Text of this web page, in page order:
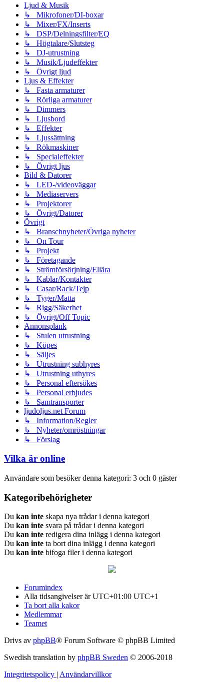
Ljud & Musik
↳ Mikrofoner/DI-boxar
↳ Mixer/FX/Inserts
↳ DSP/Delningsfilter/EQ
↳ Högtalare/Slutsteg
↳ DJ-utrustning
↳ Musik/Ljudeffekter
↳ Övrigt ljud
Ljus & Effekter
↳ Fasta armaturer
↳ Rörliga armaturer
↳ Dimmers
↳ Ljusbord
↳ Effekter
↳ Ljussättning
↳ Rökmaskiner
↳ Specialeffekter
↳ Övrigt ljus
Bild & Datorer
↳ LED-/videoväggar
↳ Mediaservers
↳ Projektorer
↳ Övrigt/Datorer
Övrigt
↳ Branschnyheter/Övriga nyheter
↳ On Tour
↳ Projekt
↳ Företagande
↳ Strömförsörjning/Ellära
↳ Kablar/Kontakter
↳ Casar/Rack/Tejp
↳ Tyger/Matta
↳ Rigg/Säkerhet
↳ Övrigt/Off Topic
Annonsplank
↳ Stulen utrustning
↳ Köpes
↳ Säljes
↳ Utrustning subhyres
↳ Utrustning uthyres
↳ Personal eftersökes
↳ Personal erbjudes
↳ Samtransporter
ljudoljus.net Forum
↳ Information/Regler
↳ Nyheter/omröstningar
↳ Förslag
Vilka är online
Användare som besöker denna kategori: 3 och 0 gäster
Kategoribehörigheter
Du kan inte skapa nya trådar i denna kategori
Du kan inte svara på trådar i denna kategori
Du kan inte redigera dina inlägg i denna kategori
Du kan inte ta bort dina inlägg i denna kategori
Du kan inte bifoga filer i denna kategori
Forumindex
Alla tidsangivelser är UTC+01:00 UTC+1
Ta bort alla kakor
Medlemmar
Teamet
Drivs av phpBB® Forum Software © phpBB Limited
Swedish translation by phpBB Sweden © 2006-2018
Integritetspolicy Användarvillkor